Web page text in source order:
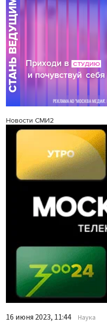
Новости СМИ2
16 июня 2023, 11:44 Наука